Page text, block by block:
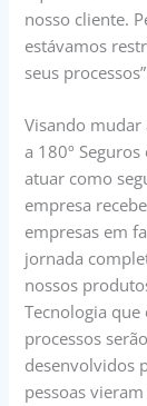
nosso cliente.
estávamos
seus
Visando mudar
a 180º
atuar como
empresa
empresas em
jornada
nossos
Tecnologia
processos
desenvolvidos
pessoas